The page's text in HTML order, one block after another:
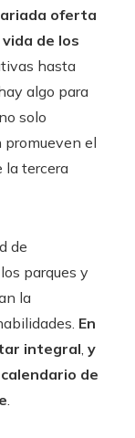
oferta
de los
hasta
algo para
solo
el
la tercera
de
parques y
la
En
integral, y
de
.